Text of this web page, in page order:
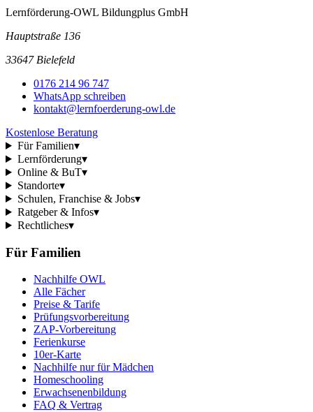
Lernförderung-OWL Bildungplus GmbH
Hauptstraße 136
33647 Bielefeld
0176 214 96 747
WhatsApp schreiben
kontakt@lernfoerderung-owl.de
Kostenlose Beratung
Für Familien▾
Lernförderung▾
Online & BuT▾
Standorte▾
Schulen, Franchise & Jobs▾
Ratgeber & Infos▾
Rechtliches▾
Für Familien
Nachhilfe OWL
Alle Fächer
Preise & Tarife
Prüfungsvorbereitung
ZAP-Vorbereitung
Ferienkurse
10er-Karte
Nachhilfe nur für Mädchen
Homeschooling
Erwachsenenbildung
FAQ & Vertrag